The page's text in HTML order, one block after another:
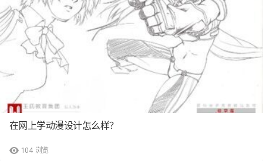
104 浏览
在网上学动漫设计怎么样？